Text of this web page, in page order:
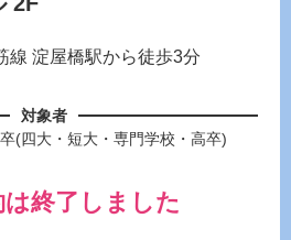
線 淀屋橋駅から徒歩3分
対象者
(四大・短大・専門学校・高卒)
終了しました